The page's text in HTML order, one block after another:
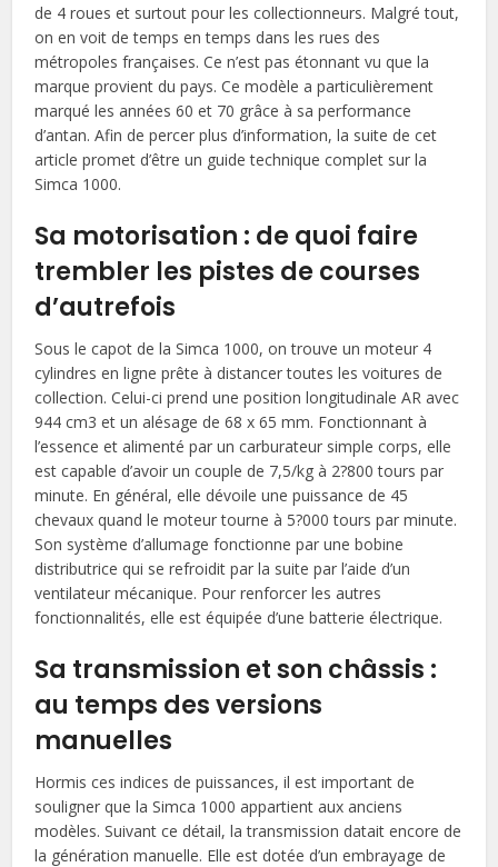
de 4 roues et surtout pour les collectionneurs. Malgré tout,
on en voit de temps en temps dans les rues des
métropoles françaises. Ce n’est pas étonnant vu que la
marque provient du pays. Ce modèle a particulièrement
marqué les années 60 et 70 grâce à sa performance
d’antan. Afin de percer plus d’information, la suite de cet
article promet d’être un guide technique complet sur la
Simca 1000.
Sa motorisation : de quoi faire
trembler les pistes de courses
d’autrefois
Sous le capot de la Simca 1000, on trouve un moteur 4
cylindres en ligne prête à distancer toutes les voitures de
collection. Celui-ci prend une position longitudinale AR avec
944 cm3 et un alésage de 68 x 65 mm. Fonctionnant à
l’essence et alimenté par un carburateur simple corps, elle
est capable d’avoir un couple de 7,5/kg à 2?800 tours par
minute. En général, elle dévoile une puissance de 45
chevaux quand le moteur tourne à 5?000 tours par minute.
Son système d’allumage fonctionne par une bobine
distributrice qui se refroidit par la suite par l’aide d’un
ventilateur mécanique. Pour renforcer les autres
fonctionnalités, elle est équipée d’une batterie électrique.
Sa transmission et son châssis :
au temps des versions
manuelles
Hormis ces indices de puissances, il est important de
souligner que la Simca 1000 appartient aux anciens
modèles. Suivant ce détail, la transmission datait encore de
la génération manuelle. Elle est dotée d’un embrayage de